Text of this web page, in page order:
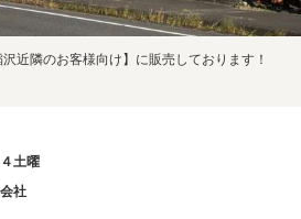
近隣のお客様向け】に販売しております！
土曜
社